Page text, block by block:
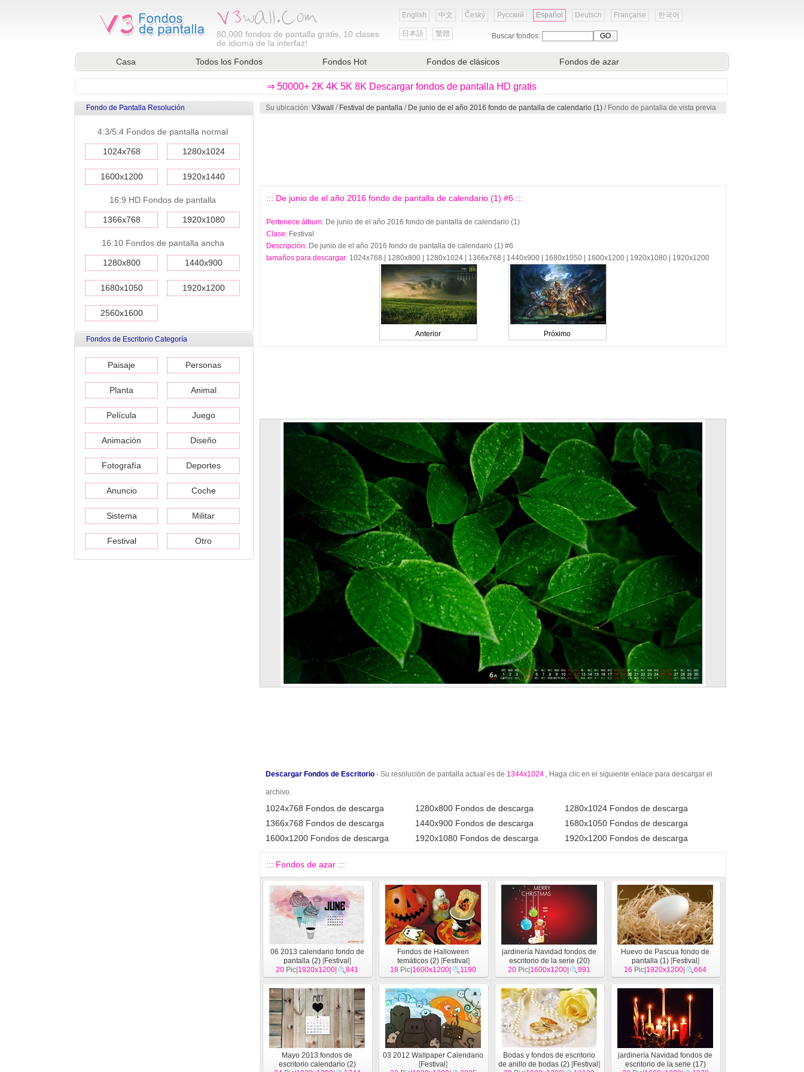
80,000 fondos de pantalla gratis, 10 clases
de idioma de la interfaz!
English 中文 Český Русский Español Deutsch Française 한국어
日本語 繁體 Buscar fondos:
Casa Todos los Fondos Fondos Hot Fondos de clásicos Fondos de azar
⇒ 50000+ 2K 4K 5K 8K Descargar fondos de pantalla HD gratis
Fondo de Pantalla Resolución
4:3/5:4 Fondos de pantalla normal
1024x768 1280x1024
1600x1200 1920x1440
16:9 HD Fondos de pantalla
1366x768 1920x1080
16:10 Fondos de pantalla ancha
1280x800 1440x900
1680x1050 1920x1200
2560x1600
Fondos de Escritorio Categoría
Paisaje Personas
Planta Animal
Película Juego
Animación Diseño
Fotografía Deportes
Anuncio Coche
Sistema Militar
Festival Otro
Su ubicación: V3wall / Festival de pantalla / De junio de el año 2016 fondo de pantalla de calendario (1) / Fondo de pantalla de vista previa
::: De junio de el año 2016 fondo de pantalla de calendario (1) #6 :::
Pertenece álbum: De junio de el año 2016 fondo de pantalla de calendario (1)
Clase: Festival
Descripción: De junio de el año 2016 fondo de pantalla de calendario (1) #6
tamaños para descargar: 1024x768 | 1280x800 | 1280x1024 | 1366x768 | 1440x900 | 1680x1050 | 1600x1200 | 1920x1080 | 1920x1200
Anterior Próximo
Descargar Fondos de Escritorio - Su resolución de pantalla actual es de 1344x1024 , Haga clic en el siguiente enlace para descargar el
archivo.
1024x768 Fondos de descarga 1280x800 Fondos de descarga
1280x1024 Fondos de descarga
1366x768 Fondos de descarga
1440x900 Fondos de descarga
1680x1050 Fondos de descarga
1600x1200 Fondos de descarga
1920x1080 Fondos de descarga 1920x1200 Fondos de descarga
::: Fondos de azar :::
06 2013 calendario fondo de
pantalla (2)[Festival ]
20 Pic| 1920x1200 841
Fondos de Halloween
temáticos (2)[Festival ]
18 Pic| 1600x1200 1190
jardinería Navidad fondos de
escritorio de la serie (20)
[Festival]
20 Pic| 1600x1200 991
Huevo de Pascua fondo de
pantalla (1)[Festival ]
16 Pic| 1920x1200 664
Mayo 2013 fondos de
escritorio calendario (2)
03 2012 Wallpaper Calendario
[Festival ]
Bodas y fondos de escritorio
de anillo de bodas (2) [Festival ]
jardinería Navidad fondos de
escritorio de la serie (17)